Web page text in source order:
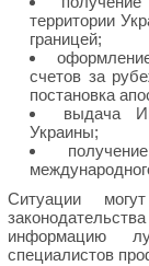
территории
границей;
счетов за
постановка
выдача
Украины;
Ситуации
информацию
специалистов